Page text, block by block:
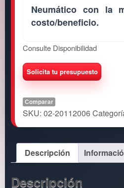
Neumático con la
costo/beneficio.
Consulte Disponibilidad
Comparar
SKU: 02-20112006
Descripción
Descripción